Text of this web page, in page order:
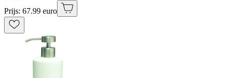
Prijs: 67.99 euro